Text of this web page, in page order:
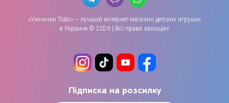
«Умнички Тойс» – лучший интернет-магазин детских игрушек
в Украине © 2026 | Всі права захищені
Підписка на розсилку